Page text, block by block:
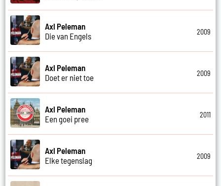
Axl Peleman
Die van Engels
2009
Axl Peleman
Doet er niet toe
2009
Axl Peleman
Een goei pree
2011
Axl Peleman
Elke tegenslag
2009